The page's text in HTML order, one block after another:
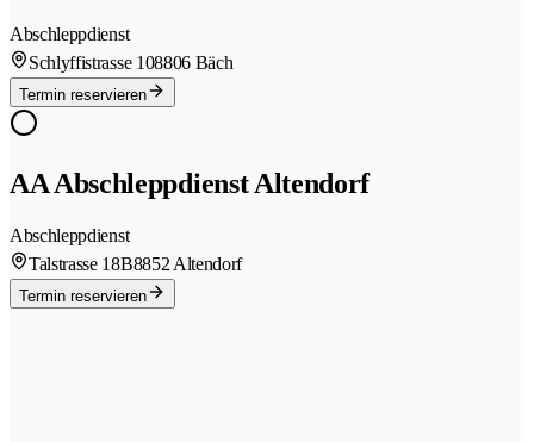
Abschleppdienst
Schlyffistrasse 108806 Bäch
Termin reservieren
AA Abschleppdienst Altendorf
Abschleppdienst
Talstrasse 18B8852 Altendorf
Termin reservieren